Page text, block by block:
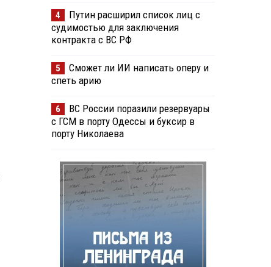
4
Путин расширил список лиц с
судимостью для заключения
контракта с ВС РФ
5
Сможет ли ИИ написать оперу и
спеть арию
6
ВС России поразили резервуары
с ГСМ в порту Одессы и буксир в
порту Николаева